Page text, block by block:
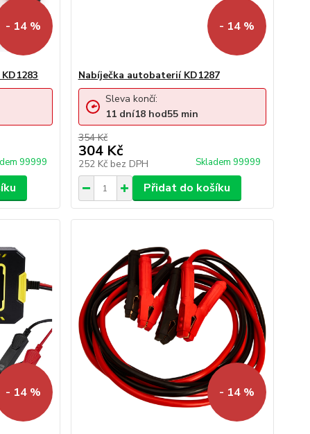
- 14 %
99999
- 14 %
Nabíječka autobaterií KD1287
354 Kč
304 Kč
252 Kč bez DPH Skladem 99999
Sleva končí:
11 dní18hod55min
Přidat do košíku
- 14 % - 14 %